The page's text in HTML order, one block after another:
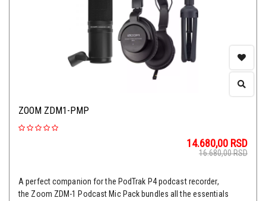
ZOOM ZDM1-PMP
14.680,00 RSD
16.680,00RSD
A perfect companion for the PodTrak P4 podcast recorder,
the Zoom ZDM-1 Podcast Mic Pack bundles all the essentials